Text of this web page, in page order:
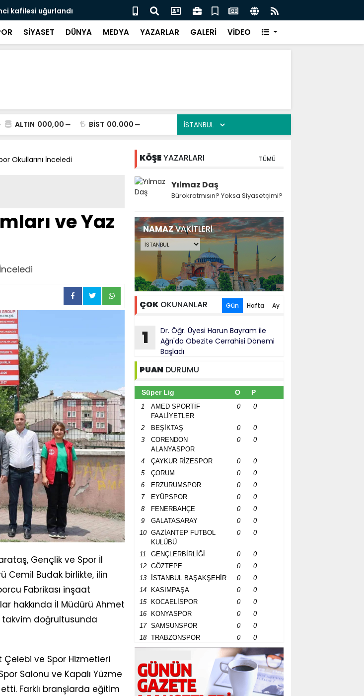
kafilesi uğurlandı
Doğubayazıt Kekiği İçin Tarihi Adım: Coğrafi İşaret ve Markalaşma
Süreci Başladı
SİYASET DÜNYA MEDYA YAZARLAR GALERİ VİDEO
ALTIN 000,00 BİST 00.000
Okullarını İnceledi
ve Yaz
Gençlik ve Spor İl
Cemil Budak birlikte, ilin
Fabrikası inşaat
hakkında İl Müdürü Ahmet
takvim doğrultusunda
ve Spor Hizmetleri
Salonu ve Kapalı Yüzme
Farklı branşlarda eğitim
KÖŞEYAZARLARI TÜMÜ
Yılmaz Daş
Bürokratmısın? Yoksa Siyasetçimi?
NAMAZVAKİTLERİ
ÇOK OKUNANLAR Gün Hafta Ay
1
Dr. Öğr. Üyesi Harun Bayram ile
Ağrı'da Obezite Cerrahisi Dönemi
Başladı
PUAN DURUMU
Süper Lig O P
1
AMED SPORTİF
FAALİYETLER
0 0
2 BEŞİKTAŞ 0
0
3
CORENDON
ALANYASPOR
0 0
4 ÇAYKUR RİZESPOR 0
0
5
ÇORUM 0
0
6
ERZURUMSPOR 0
0
7
EYÜPSPOR 0
0
8
FENERBAHÇE 0
0
9
GALATASARAY 0
0
10
GAZİANTEP FUTBOL
KULÜBÜ
0 0
11 GENÇLERBİRLİĞİ 0
0
12
GÖZTEPE 0
0
13
İSTANBUL BAŞAKŞEHİR 0
0
14
KASIMPAŞA 0
0
15
KOCAELİSPOR 0
0
16
KONYASPOR 0
0
17
SAMSUNSPOR 0
0
18
TRABZONSPOR 0 0